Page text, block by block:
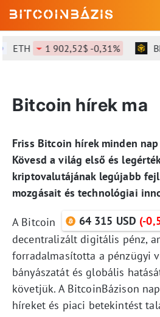
ETH 1 902,52$ -0,31%
Bitcoin hírek ma
Friss Bitcoin hírek minden
Kövesd a világ első és
kriptovalutájának legújabb
mozgásait és technológiai
A Bitcoin 64 315 USD (-
decentralizált digitális pénz,
forradalmasította a pénzügyi
bányászatát és globális
követjük. A BitcoinBázison
híreket és piaci betekintést